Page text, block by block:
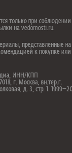
только при соблюдении
на vedomosti.ru.
представленные на
к покупке или
ИНН/КПП
г. Москва, вн.тер.г.
д. 3, стр. 1.